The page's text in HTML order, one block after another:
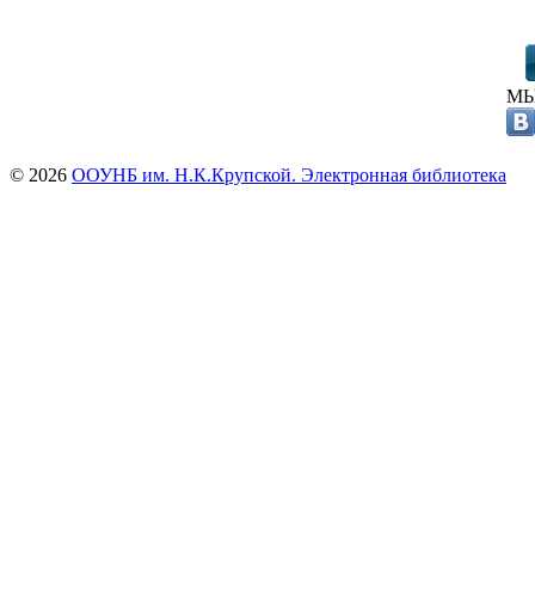
© 2026 ООУНБ им. Н.К.Крупской. Электронная библиотека